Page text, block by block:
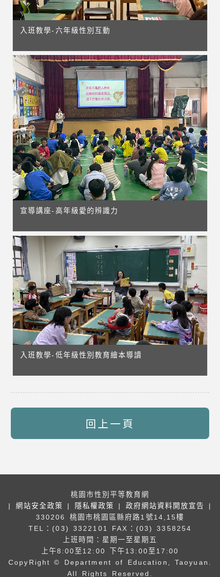
入班教學-六年級性別互動
宣導講座-高年級愛的辨識力
入班教學-低年級性別教育繪本導讀
回上一頁
桃園市性別平等教育網
| 網站安全政策 | 隱私權政策 | 政府網站資料開放宣告
|
330206 桃園市桃園區縣府路1號14,15樓
TEL：(03) 3322101
FAX：(03) 3358254
上班時間：星期一至星期五
上午8:00至12:00 下午13:00至17:00
CopyRight © Department of Education, Taoyuan.
All Rights Reserved.